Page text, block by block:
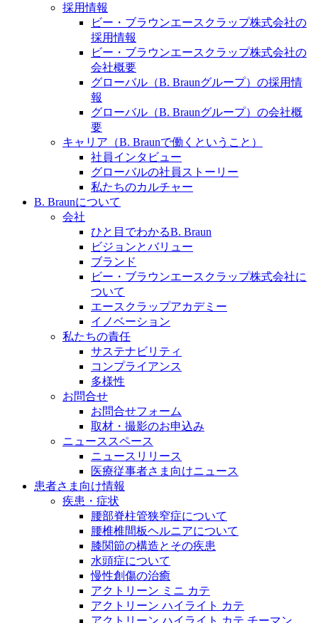
販売代理店さま向け情報​
お問合せ先、価格情報、E-Shopのご案内など販売店さ
ま向けの情報スペースです。
「水頭症」とはどのような疾患なのでしょう。成人に
多い水頭症と、小児に多い水頭症の特徴と症状、検査
や治療法など「水頭症」の概要を知っていただくこと
ができます。
提供していくことを目指します。
お問合せフォームより、ご質問をお送りください。
採用情報
ビー・ブラウンエースクラップ株式会社の
採用情報
ビー・ブラウンエースクラップ株式会社の
会社概要
グローバル（B. Braunグループ）の採用情
報
グローバル（B. Braunグループ）の会社概
要
キャリア（B. Braunで働くということ）
社員インタビュー
グローバルの社員ストーリー
私たちのカルチャー
B. Braunについて
会社
ひと目でわかるB. Braun
ビジョンとバリュー
ブランド
ビー・ブラウンエースクラップ株式会社に
ついて
エースクラップアカデミー
イノベーション
私たちの責任
サステナビリティ
コンプライアンス
多様性
お問合せ
お問合せフォーム
取材・撮影のお申込み
ニューススペース
ニュースリリース
医療従事者さま向けニュース
患者さま向け情報
疾患・症状
腰部脊柱管狭窄症について
腰椎椎間板ヘルニアについて
膝関節の構造とその疾患
水頭症について
慢性創傷の治癒
アクトリーン ミニ カテ
アクトリーン ハイライト カテ
アクトリーン ハイライト カテ チーマン